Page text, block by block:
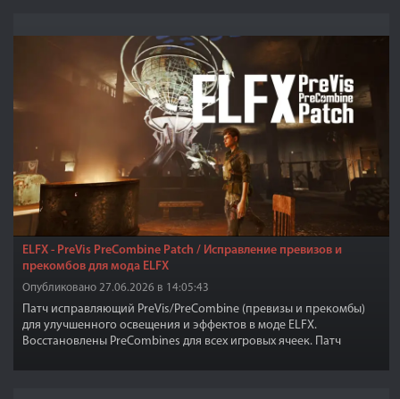
ELFX - PreVis PreCombine Patch / Исправление превизов и
прекомбов для мода ELFX
Опубликовано 27.06.2026 в 14:05:43
Патч исправляющий PreVis/PreCombine (превизы и прекомбы)
для улучшенного освещения и эффектов в моде ELFX.
Восстановлены PreCombines для всех игровых ячеек. Патч